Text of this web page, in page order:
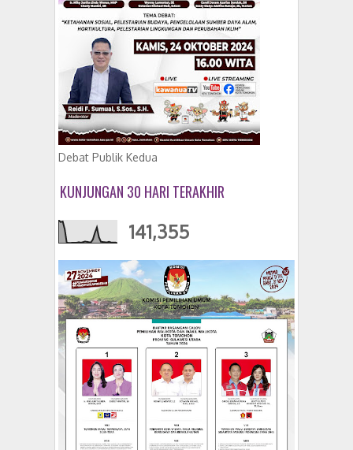
Debat Publik Kedua
KUNJUNGAN 30 HARI TERAKHIR
141,355